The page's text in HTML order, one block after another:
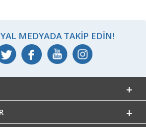
MEDYADA TAKIP EDIN!